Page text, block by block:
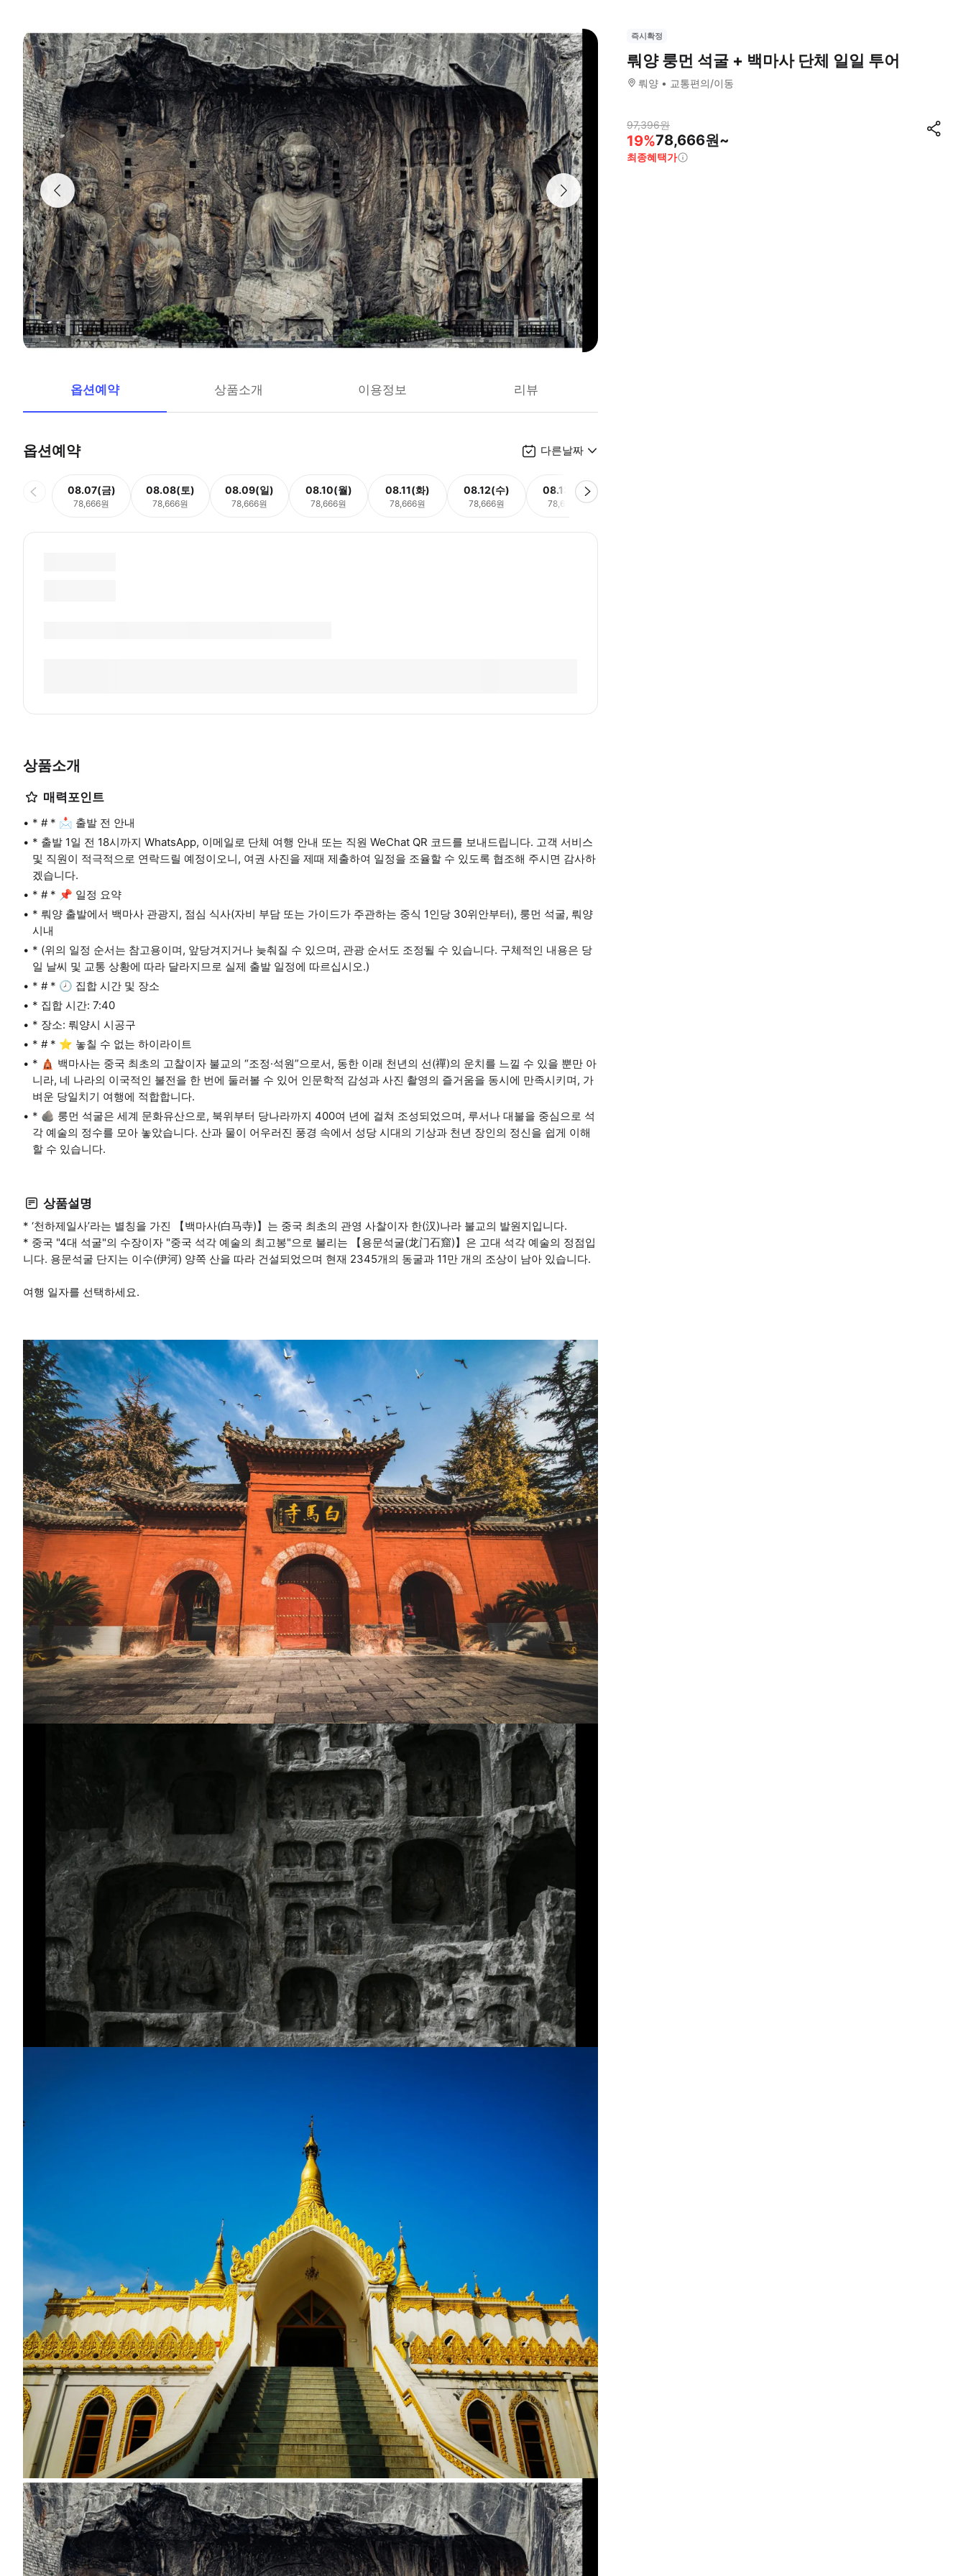
옵션예약 상품소개 이용정보 리뷰
옵션예약 다른날짜
08.07(금)
78,666원
08.08(토)
78,666원
08.09(일)
78,666원
08.10(월)
78,666원
08.11(화)
78,666원
08.12(수)
78,666원
08.13(목)
78,666원
상품소개
매력포인트
* # * 📩 출발 전 안내
* 출발 1일 전 18시까지 WhatsApp, 이메일로 단체 여행 안내 또는 직원 WeChat QR 코드를 보내드립니다. 고객 서비스
및 직원이 적극적으로 연락드릴 예정이오니, 여권 사진을 제때 제출하여 일정을 조율할 수 있도록 협조해 주시면 감사하
겠습니다.
* # * 📌 일정 요약
* 뤄양 출발에서 백마사 관광지, 점심 식사(자비 부담 또는 가이드가 주관하는 중식 1인당 30위안부터), 룽먼 석굴, 뤄양
시내
* (위의 일정 순서는 참고용이며, 앞당겨지거나 늦춰질 수 있으며, 관광 순서도 조정될 수 있습니다. 구체적인 내용은 당
일 날씨 및 교통 상황에 따라 달라지므로 실제 출발 일정에 따르십시오.)
* # * 🕗 집합 시간 및 장소
* 집합 시간: 7:40
* 장소: 뤄양시 시공구
* # * ⭐ 놓칠 수 없는 하이라이트
* 🛕 백마사는 중국 최초의 고찰이자 불교의 “조정·석원”으로서, 동한 이래 천년의 선(禪)의 운치를 느낄 수 있을 뿐만 아
니라, 네 나라의 이국적인 불전을 한 번에 둘러볼 수 있어 인문학적 감성과 사진 촬영의 즐거움을 동시에 만족시키며, 가
벼운 당일치기 여행에 적합합니다.
* 🪨 룽먼 석굴은 세계 문화유산으로, 북위부터 당나라까지 400여 년에 걸쳐 조성되었으며, 루서나 대불을 중심으로 석
각 예술의 정수를 모아 놓았습니다. 산과 물이 어우러진 풍경 속에서 성당 시대의 기상과 천년 장인의 정신을 쉽게 이해
할 수 있습니다.
상품설명
* ‘천하제일사’라는 별칭을 가진 【백마사(白马寺)】는 중국 최초의 관영 사찰이자 한(汉)나라 불교의 발원지입니다.
* 중국 "4대 석굴"의 수장이자 "중국 석각 예술의 최고봉"으로 불리는 【용문석굴(龙门石窟)】은 고대 석각 예술의 정점입
니다. 용문석굴 단지는 이수(伊河) 양쪽 산을 따라 건설되었으며 현재 2345개의 동굴과 11만 개의 조상이 남아 있습니다.
여행 일자를 선택하세요.
즉시확정
뤄양 룽먼 석굴 + 백마사 단체 일일 투어
뤄양 교통편의/이동
97,396원
19%78,666원~
최종혜택가